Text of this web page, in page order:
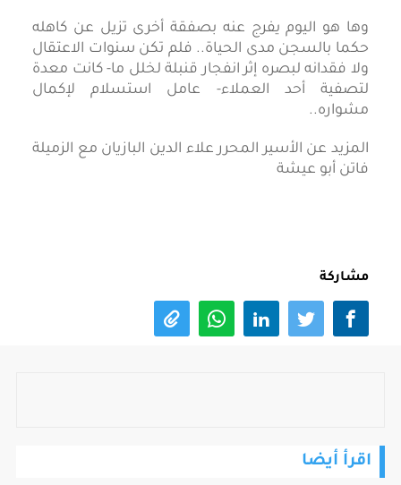
وها هو اليوم يفرج عنه بصفقة أخرى تزيل عن كاهله
حكما بالسجن مدى الحياة.. فلم تكن سنوات الاعتقال
ولا فقدانه لبصره إثر انفجار قنبلة لخلل ما- كانت معدة
لتصفية أحد العملاء- عامل استسلام لإكمال
مشواره..
المزيد عن الأسير المحرر علاء الدين البازيان مع الزميلة
فاتن أبو عيشة
مشاركة
اقرأ أيضا